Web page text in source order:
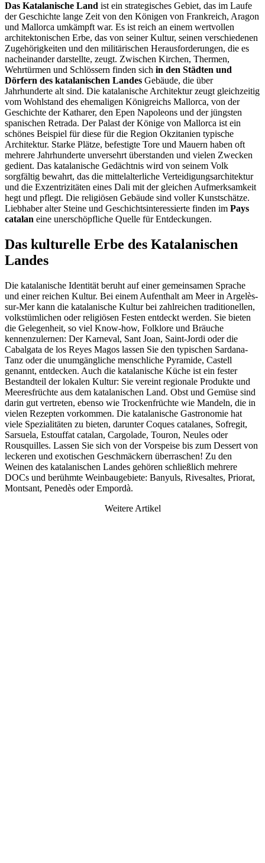
Das Katalanische Land ist ein strategisches Gebiet, das im Laufe
der Geschichte lange Zeit von den Königen von Frankreich, Aragon
und Mallorca umkämpft war. Es ist reich an einem wertvollen
architektonischen Erbe, das von seiner Kultur, seinen verschiedenen
Zugehörigkeiten und den militärischen Herausforderungen, die es
nacheinander darstellte, zeugt. Zwischen Kirchen, Thermen,
Wehrtürmen und Schlössern finden sich in den Städten und
Dörfern des katalanischen Landes Gebäude, die über
Jahrhunderte alt sind. Die katalanische Architektur zeugt gleichzeitig
vom Wohlstand des ehemaligen Königreichs Mallorca, von der
Geschichte der Katharer, den Epen Napoleons und der jüngsten
spanischen Retrada. Der Palast der Könige von Mallorca ist ein
schönes Beispiel für diese für die Region Okzitanien typische
Architektur. Starke Plätze, befestigte Tore und Mauern haben oft
mehrere Jahrhunderte unversehrt überstanden und vielen Zwecken
gedient. Das katalanische Gedächtnis wird von seinem Volk
sorgfältig bewahrt, das die mittelalterliche Verteidigungsarchitektur
und die Exzentrizitäten eines Dali mit der gleichen Aufmerksamkeit
hegt und pflegt. Die religiösen Gebäude sind voller Kunstschätze.
Liebhaber alter Steine und Geschichtsinteressierte finden im Pays
catalan eine unerschöpfliche Quelle für Entdeckungen.
Das kulturelle Erbe des Katalanischen
Landes
Die katalanische Identität beruht auf einer gemeinsamen Sprache
und einer reichen Kultur. Bei einem Aufenthalt am Meer in Argelès-
sur-Mer kann die katalanische Kultur bei zahlreichen traditionellen,
volkstümlichen oder religiösen Festen entdeckt werden. Sie bieten
die Gelegenheit, so viel Know-how, Folklore und Bräuche
kennenzulernen: Der Karneval, Sant Joan, Saint-Jordi oder die
Cabalgata de los Reyes Magos lassen Sie den typischen Sardana-
Tanz oder die unumgängliche menschliche Pyramide, Castell
genannt, entdecken. Auch die katalanische Küche ist ein fester
Bestandteil der lokalen Kultur: Sie vereint regionale Produkte und
Meeresfrüchte aus dem katalanischen Land. Obst und Gemüse sind
darin gut vertreten, ebenso wie Trockenfrüchte wie Mandeln, die in
vielen Rezepten vorkommen. Die katalanische Gastronomie hat
viele Spezialitäten zu bieten, darunter Coques catalanes, Sofregit,
Sarsuela, Estouffat catalan, Cargolade, Touron, Neules oder
Rousquilles. Lassen Sie sich von der Vorspeise bis zum Dessert von
leckeren und exotischen Geschmäckern überraschen! Zu den
Weinen des katalanischen Landes gehören schließlich mehrere
DOCs und berühmte Weinbaugebiete: Banyuls, Rivesaltes, Priorat,
Montsant, Penedès oder Empordà.
Weitere Artikel